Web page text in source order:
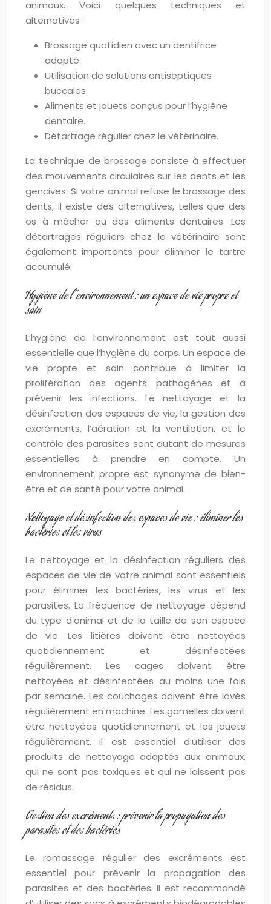
animaux. Voici quelques techniques et
alternatives :
Brossage quotidien avec un dentifrice
adapté.
Utilisation de solutions antiseptiques
buccales.
Aliments et jouets conçus pour l’hygiène
dentaire.
Détartrage régulier chez le vétérinaire.
La technique de brossage consiste à effectuer
des mouvements circulaires sur les dents et les
gencives. Si votre animal refuse le brossage des
dents, il existe des alternatives, telles que des
os à mâcher ou des aliments dentaires. Les
détartrages réguliers chez le vétérinaire sont
également importants pour éliminer le tartre
accumulé.
Hygiène de l’environnement : un espace de vie propre et
sain
L’hygiène de l’environnement est tout aussi
essentielle que l’hygiène du corps. Un espace de
vie propre et sain contribue à limiter la
prolifération des agents pathogènes et à
prévenir les infections. Le nettoyage et la
désinfection des espaces de vie, la gestion des
excréments, l’aération et la ventilation, et le
contrôle des parasites sont autant de mesures
essentielles à prendre en compte. Un
environnement propre est synonyme de bien-
être et de santé pour votre animal.
Nettoyage et désinfection des espaces de vie : éliminer les
bactéries et les virus
Le nettoyage et la désinfection réguliers des
espaces de vie de votre animal sont essentiels
pour éliminer les bactéries, les virus et les
parasites. La fréquence de nettoyage dépend
du type d’animal et de la taille de son espace
de vie. Les litières doivent être nettoyées
quotidiennement et désinfectées
régulièrement. Les cages doivent être
nettoyées et désinfectées au moins une fois
par semaine. Les couchages doivent être lavés
régulièrement en machine. Les gamelles doivent
être nettoyées quotidiennement et les jouets
régulièrement. Il est essentiel d’utiliser des
produits de nettoyage adaptés aux animaux,
qui ne sont pas toxiques et qui ne laissent pas
de résidus.
Gestion des excréments : prévenir la propagation des
parasites et des bactéries
Le ramassage régulier des excréments est
essentiel pour prévenir la propagation des
parasites et des bactéries. Il est recommandé